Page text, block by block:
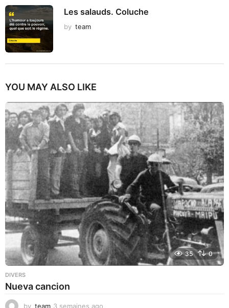
Les salauds. Coluche
by team
YOU MAY ALSO LIKE
35 0
DIVERS
Nueva cancion
by team 3 semaines ago